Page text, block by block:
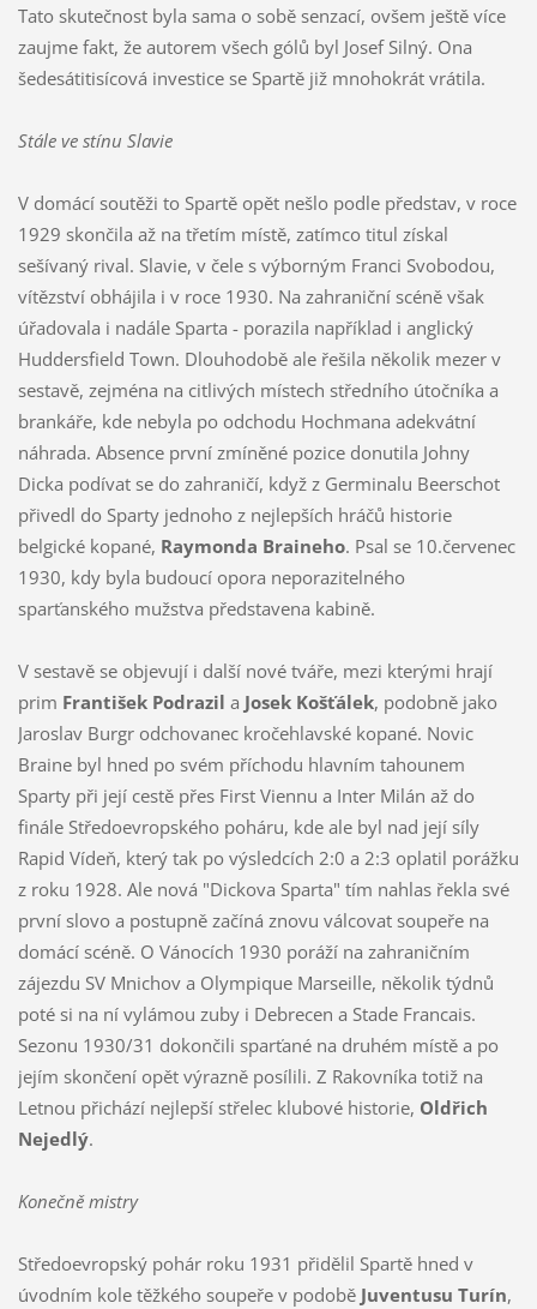
Tato skutečnost byla sama o sobě senzací, ovšem ještě více
zaujme fakt, že autorem všech gólů byl Josef Silný. Ona
šedesátitisícová investice se Spartě již mnohokrát vrátila.
Stále ve stínu Slavie
V domácí soutěži to Spartě opět nešlo podle představ, v roce
1929 skončila až na třetím místě, zatímco titul získal
sešívaný rival. Slavie, v čele s výborným Franci Svobodou,
vítězství obhájila i v roce 1930. Na zahraniční scéně však
úřadovala i nadále Sparta - porazila například i anglický
Huddersfield Town. Dlouhodobě ale řešila několik mezer v
sestavě, zejména na citlivých místech středního útočníka a
brankáře, kde nebyla po odchodu Hochmana adekvátní
náhrada. Absence první zmíněné pozice donutila Johny
Dicka podívat se do zahraničí, když z Germinalu Beerschot
přivedl do Sparty jednoho z nejlepších hráčů historie
belgické kopané, Raymonda Braineho. Psal se 10.červenec
1930, kdy byla budoucí opora neporazitelného
sparťanského mužstva představena kabině.
V sestavě se objevují i další nové tváře, mezi kterými hrají
prim František Podrazil a Josek Košťálek, podobně jako
Jaroslav Burgr odchovanec kročehlavské kopané. Novic
Braine byl hned po svém příchodu hlavním tahounem
Sparty při její cestě přes First Viennu a Inter Milán až do
finále Středoevropského poháru, kde ale byl nad její síly
Rapid Vídeň, který tak po výsledcích 2:0 a 2:3 oplatil porážku
z roku 1928. Ale nová "Dickova Sparta" tím nahlas řekla své
první slovo a postupně začíná znovu válcovat soupeře na
domácí scéně. O Vánocích 1930 poráží na zahraničním
zájezdu SV Mnichov a Olympique Marseille, několik týdnů
poté si na ní vylámou zuby i Debrecen a Stade Francais.
Sezonu 1930/31 dokončili sparťané na druhém místě a po
jejím skončení opět výrazně posílili. Z Rakovníka totiž na
Letnou přichází nejlepší střelec klubové historie, Oldřich
Nejedlý.
Konečně mistry
Středoevropský pohár roku 1931 přidělil Spartě hned v
úvodním kole těžkého soupeře v podobě Juventusu Turín,